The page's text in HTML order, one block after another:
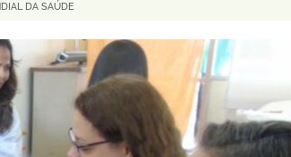
DA SAÚDE